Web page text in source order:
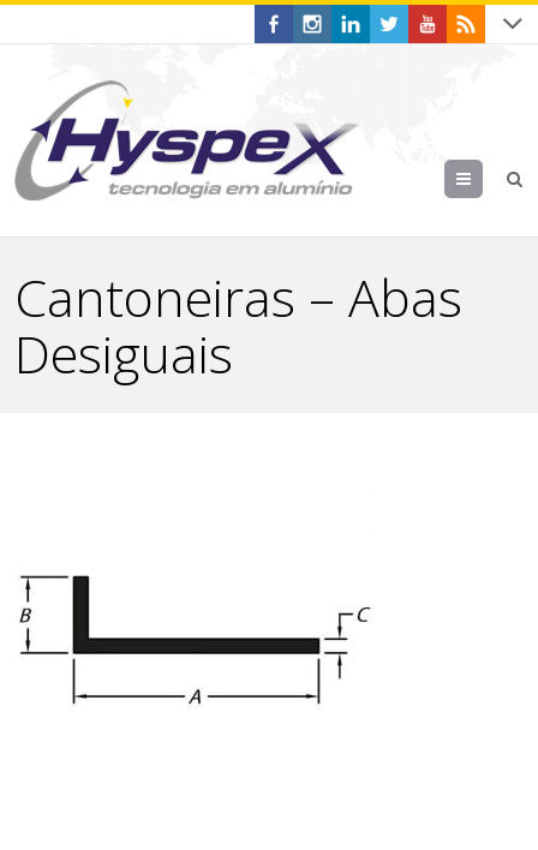
Menu
Cantoneiras – Abas
Desiguais